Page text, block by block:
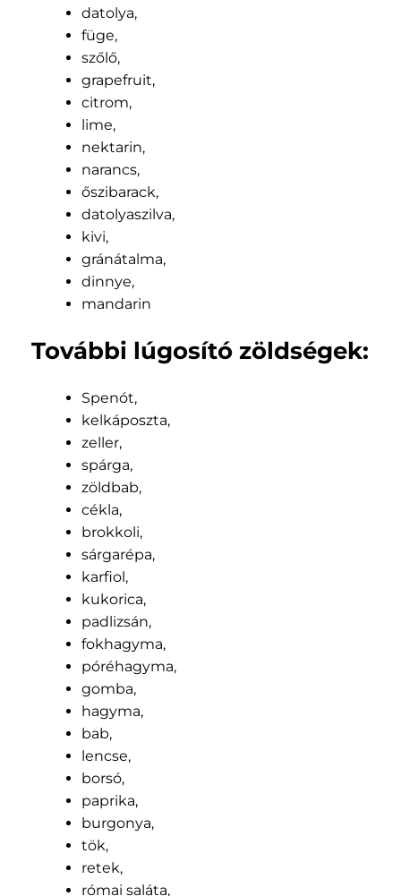
datolya,
füge,
szőlő,
grapefruit,
citrom,
lime,
nektarin,
narancs,
őszibarack,
datolyaszilva,
kivi,
gránátalma,
dinnye,
mandarin
További lúgosító zöldségek:
Spenót,
kelkáposzta,
zeller,
spárga,
zöldbab,
cékla,
brokkoli,
sárgarépa,
karfiol,
kukorica,
padlizsán,
fokhagyma,
póréhagyma,
gomba,
hagyma,
bab,
lencse,
borsó,
paprika,
burgonya,
tök,
retek,
római saláta,